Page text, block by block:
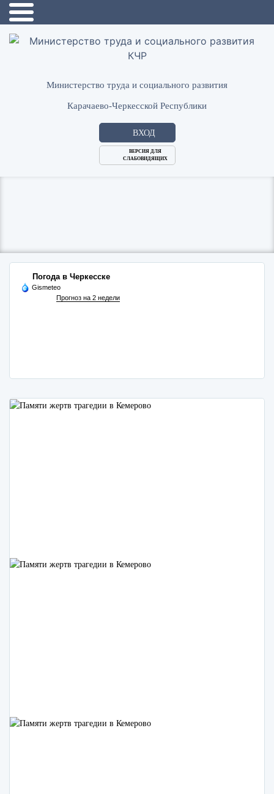
Министерство труда и социального развития
Карачаево-Черкесской Республики
ВХОД
ВЕРСИЯ ДЛЯ
СЛАБОВИДЯЩИХ
Погода в Черкесске
Gismeteo
Прогноз на 2 недели